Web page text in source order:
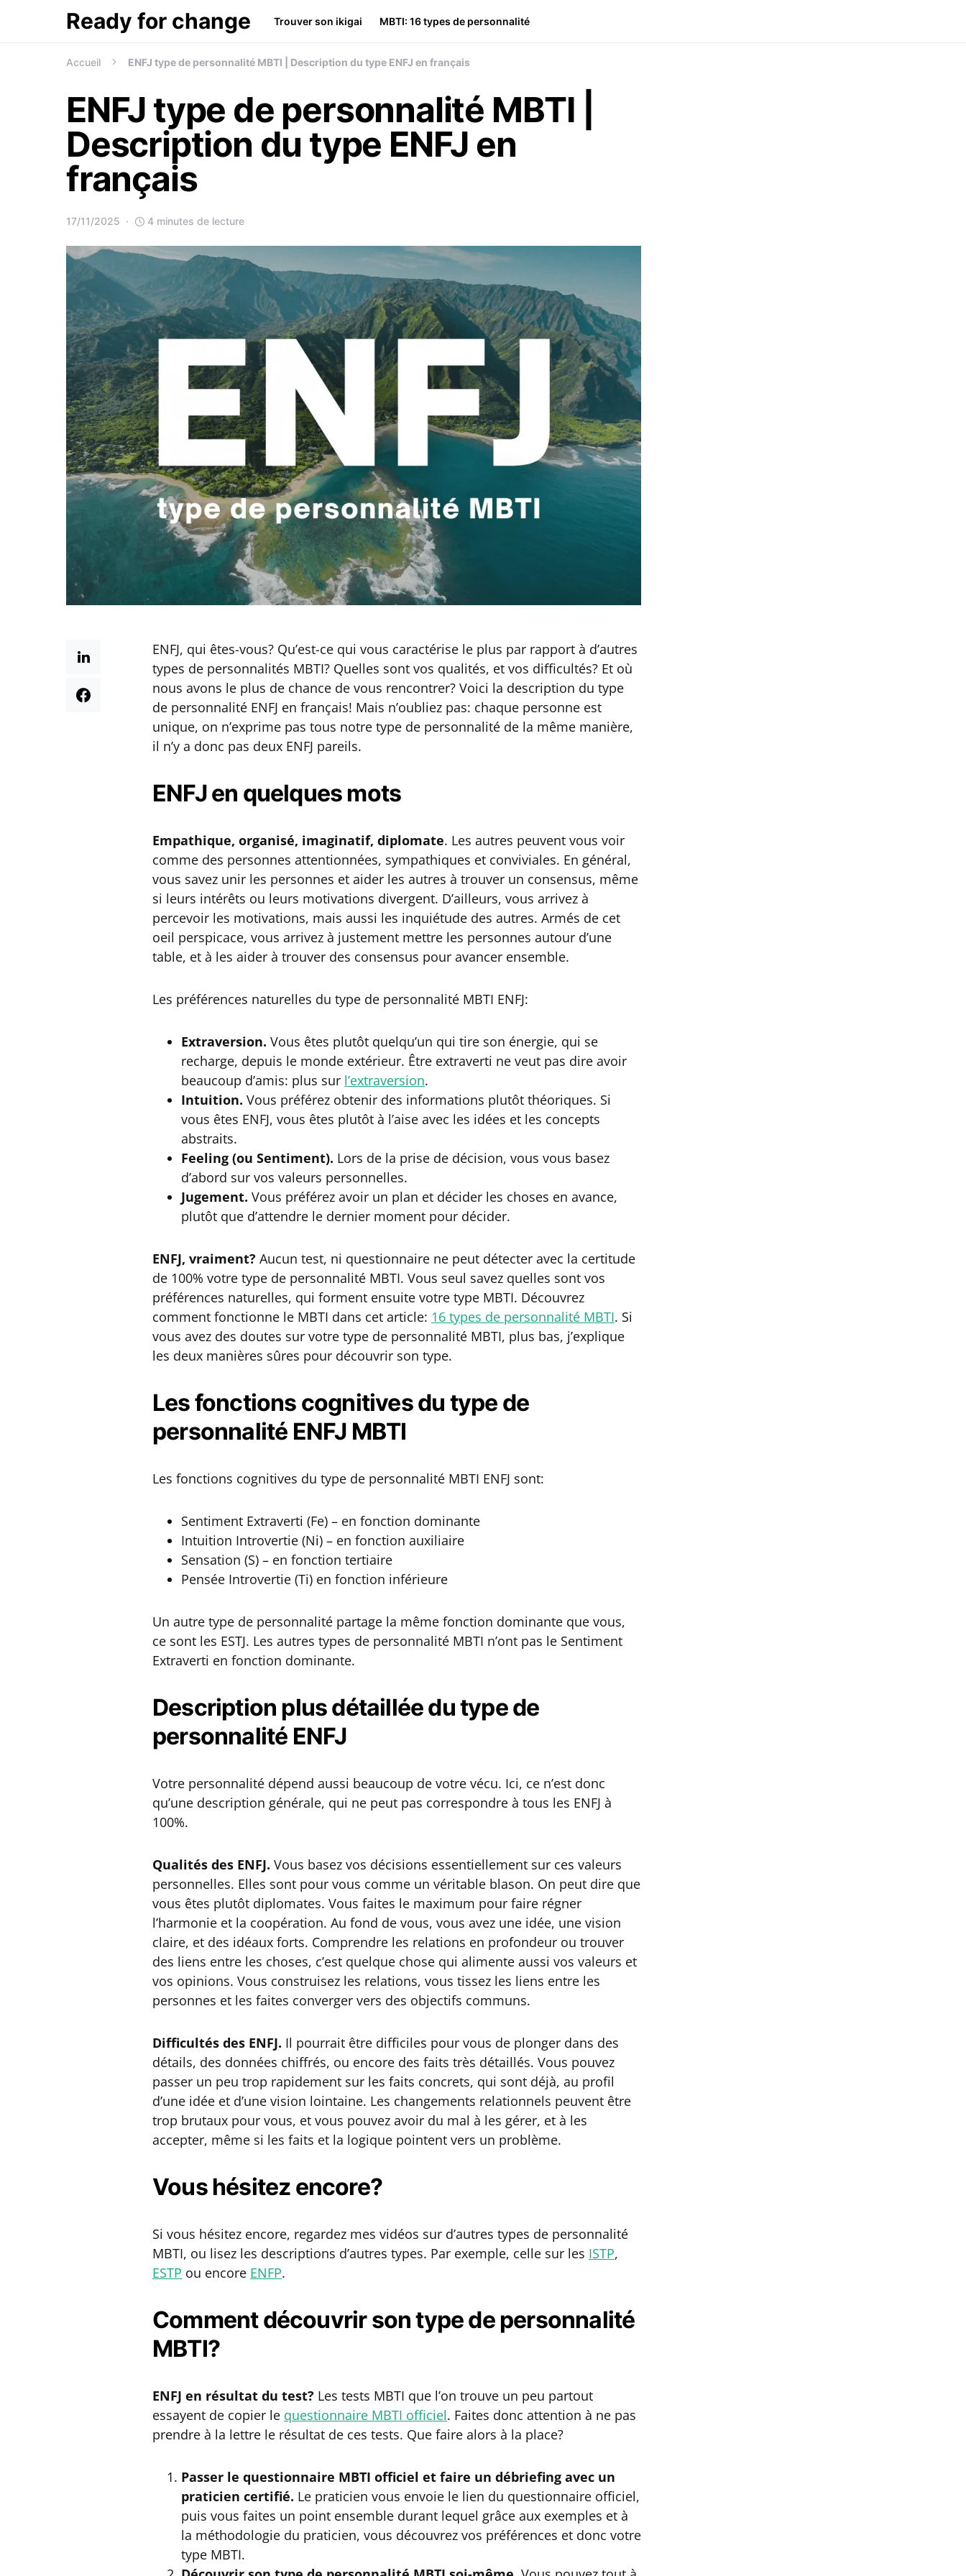
Ready for change Trouver son ikigai MBTI: 16 types de personnalité
Recherche de:
Accueil ENFJ type de personnalité MBTI | Description du type ENFJ en français
ENFJ type de personnalité MBTI |
Description du type ENFJ en
français
17/11/2025 4 minutes de lecture
ENFJ, qui êtes-vous? Qu’est-ce qui vous caractérise le plus par rapport à d’autres
types de personnalités MBTI? Quelles sont vos qualités, et vos difficultés? Et où
nous avons le plus de chance de vous rencontrer? Voici la description du type
de personnalité ENFJ en français! Mais n’oubliez pas: chaque personne est
unique, on n’exprime pas tous notre type de personnalité de la même manière,
il n’y a donc pas deux ENFJ pareils.
ENFJ en quelques mots
Empathique, organisé, imaginatif, diplomate. Les autres peuvent vous voir
comme des personnes attentionnées, sympathiques et conviviales. En général,
vous savez unir les personnes et aider les autres à trouver un consensus, même
si leurs intérêts ou leurs motivations divergent. D’ailleurs, vous arrivez à
percevoir les motivations, mais aussi les inquiétude des autres. Armés de cet
oeil perspicace, vous arrivez à justement mettre les personnes autour d’une
table, et à les aider à trouver des consensus pour avancer ensemble.
Les préférences naturelles du type de personnalité MBTI ENFJ:
Extraversion. Vous êtes plutôt quelqu’un qui tire son énergie, qui se
recharge, depuis le monde extérieur. Être extraverti ne veut pas dire avoir
beaucoup d’amis: plus sur l’extraversion.
Intuition. Vous préférez obtenir des informations plutôt théoriques. Si
vous êtes ENFJ, vous êtes plutôt à l’aise avec les idées et les concepts
abstraits.
Feeling (ou Sentiment). Lors de la prise de décision, vous vous basez
d’abord sur vos valeurs personnelles.
Jugement. Vous préférez avoir un plan et décider les choses en avance,
plutôt que d’attendre le dernier moment pour décider.
ENFJ, vraiment? Aucun test, ni questionnaire ne peut détecter avec la certitude
de 100% votre type de personnalité MBTI. Vous seul savez quelles sont vos
préférences naturelles, qui forment ensuite votre type MBTI. Découvrez
comment fonctionne le MBTI dans cet article: 16 types de personnalité MBTI. Si
vous avez des doutes sur votre type de personnalité MBTI, plus bas, j’explique
les deux manières sûres pour découvrir son type.
Les fonctions cognitives du type de
personnalité ENFJ MBTI
Les fonctions cognitives du type de personnalité MBTI ENFJ sont:
Sentiment Extraverti (Fe) – en fonction dominante
Intuition Introvertie (Ni) – en fonction auxiliaire
Sensation (S) – en fonction tertiaire
Pensée Introvertie (Ti) en fonction inférieure
Un autre type de personnalité partage la même fonction dominante que vous,
ce sont les ESTJ. Les autres types de personnalité MBTI n’ont pas le Sentiment
Extraverti en fonction dominante.
Description plus détaillée du type de
personnalité ENFJ
Votre personnalité dépend aussi beaucoup de votre vécu. Ici, ce n’est donc
qu’une description générale, qui ne peut pas correspondre à tous les ENFJ à
100%.
Qualités des ENFJ. Vous basez vos décisions essentiellement sur ces valeurs
personnelles. Elles sont pour vous comme un véritable blason. On peut dire que
vous êtes plutôt diplomates. Vous faites le maximum pour faire régner
l’harmonie et la coopération. Au fond de vous, vous avez une idée, une vision
claire, et des idéaux forts. Comprendre les relations en profondeur ou trouver
des liens entre les choses, c’est quelque chose qui alimente aussi vos valeurs et
vos opinions. Vous construisez les relations, vous tissez les liens entre les
personnes et les faites converger vers des objectifs communs.
Difficultés des ENFJ. Il pourrait être difficiles pour vous de plonger dans des
détails, des données chiffrés, ou encore des faits très détaillés. Vous pouvez
passer un peu trop rapidement sur les faits concrets, qui sont déjà, au profil
d’une idée et d’une vision lointaine. Les changements relationnels peuvent être
trop brutaux pour vous, et vous pouvez avoir du mal à les gérer, et à les
accepter, même si les faits et la logique pointent vers un problème.
Vous hésitez encore?
Si vous hésitez encore, regardez mes vidéos sur d’autres types de personnalité
MBTI, ou lisez les descriptions d’autres types. Par exemple, celle sur les ISTP,
ESTP ou encore ENFP.
Comment découvrir son type de personnalité
MBTI?
ENFJ en résultat du test? Les tests MBTI que l’on trouve un peu partout
essayent de copier le questionnaire MBTI officiel. Faites donc attention à ne pas
prendre à la lettre le résultat de ces tests. Que faire alors à la place?
Passer le questionnaire MBTI officiel et faire un débriefing avec un
praticien certifié. Le praticien vous envoie le lien du questionnaire officiel,
puis vous faites un point ensemble durant lequel grâce aux exemples et à
la méthodologie du praticien, vous découvrez vos préférences et donc votre
type MBTI.